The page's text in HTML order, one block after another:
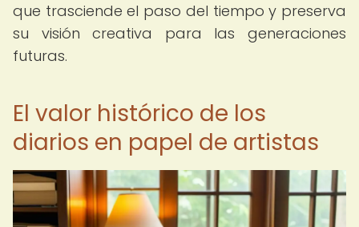
que trasciende el paso del tiempo y preserva
su visión creativa para las generaciones
futuras.
El valor histórico de los
diarios en papel de artistas